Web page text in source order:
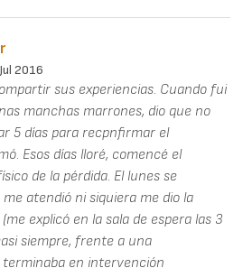
2016
sus experiencias. Cuando fui
manchas marrones, dio que no
5 días para recpnfirmar el
Esos días lloré, comencé el
de la pérdida. El lunes se
atendió ni siquiera me dio la
explicó en la sala de espera las 3
siempre, frente a una
en intervención